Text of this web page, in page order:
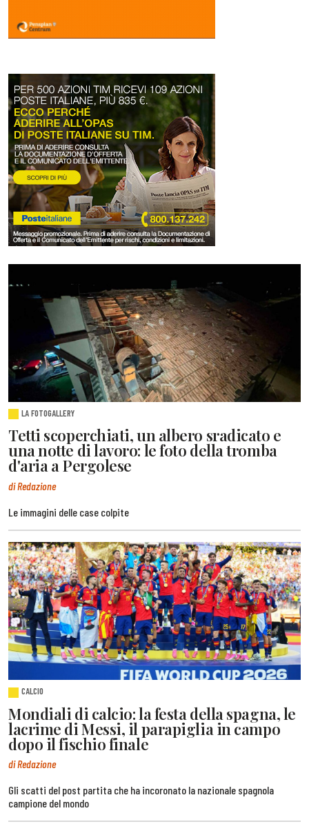
LA FOTOGALLERY
Tetti scoperchiati, un albero sradicato e
una notte di lavoro: le foto della tromba
d'aria a Pergolese
di Redazione
Le immagini delle case colpite
CALCIO
Mondiali di calcio: la festa della spagna, le
lacrime di Messi, il parapiglia in campo
dopo il fischio finale
di Redazione
Gli scatti del post partita che ha incoronato la nazionale spagnola
campione del mondo